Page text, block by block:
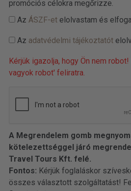
promóciós célokra megőrizze.
Az ÁSZF-etelolvastam és
Az adatvédelmi tájékoztatót
Kérjük igazolja, hogy Ön nem
vagyok robot' feliratra.
A Megrendelem gomb
kötelezettséggel járó
Travel Tours Kft. felé.
Fontos: Kérjük foglaláskor
összes választott szolgáltatást!